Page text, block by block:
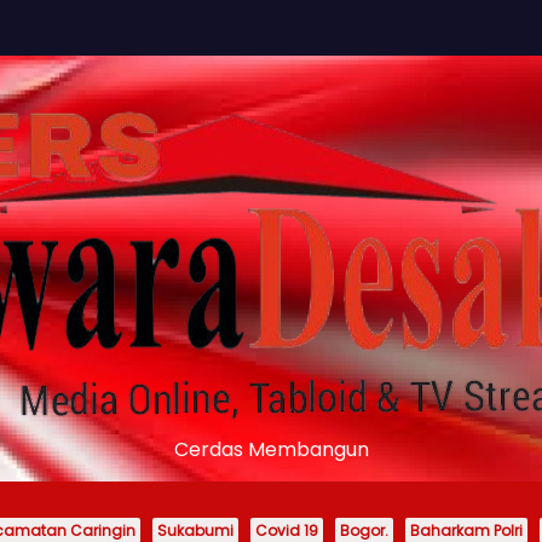
Cerdas Membangun
Caringin Sukabumi Covid 19 Bogor. Baharkam Polri